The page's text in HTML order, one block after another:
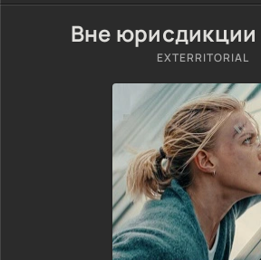
Вне
EXTERRITORIAL